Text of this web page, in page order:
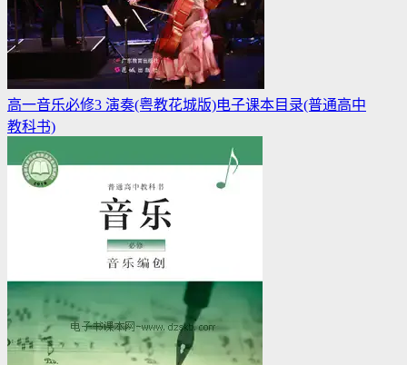
高一音乐必修3 演奏(粤教花城版)电子课本目录(普通高中
教科书)